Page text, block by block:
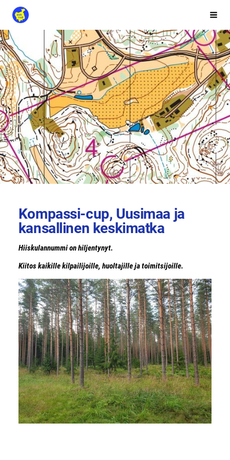
Siirry
sivun
sisältöön
Rasti-Vihti
Kompassi-cup, Uusimaa ja
kansallinen keskimatka
Hiiskulannummi on hiljentynyt.
Kiitos kaikille kilpailijoille, huoltajille ja toimitsijoille.